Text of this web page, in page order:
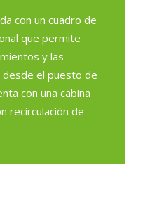
con un cuadro de
que permite
y las
el puesto de
con una cabina
recirculación de